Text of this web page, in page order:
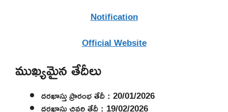
Notification
Official Website
ముఖ్యమైన తేదీలు
దరఖాస్తు ప్రారంభ తేదీ : 20/01/2026
దరఖాస్తు చివరి తేదీ : 19/02/2026